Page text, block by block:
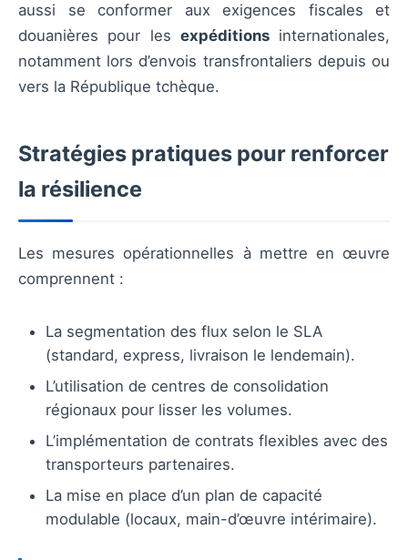
aussi se conformer aux exigences fiscales et
douanières pour les expéditionsinternationales,
notamment lors d’envois transfrontaliers depuis ou
vers la République tchèque.
Stratégies pratiques pour renforcer
la résilience
Les mesures opérationnelles à mettre en œuvre
comprennent :
La segmentation des flux selon le SLA
(standard, express, livraison le lendemain).
L’utilisation de centres de consolidation
régionaux pour lisser les volumes.
L’implémentation de contrats flexibles avec des
transporteurs partenaires.
La mise en place d’un plan de capacité
modulable (locaux, main-d’œuvre intérimaire).